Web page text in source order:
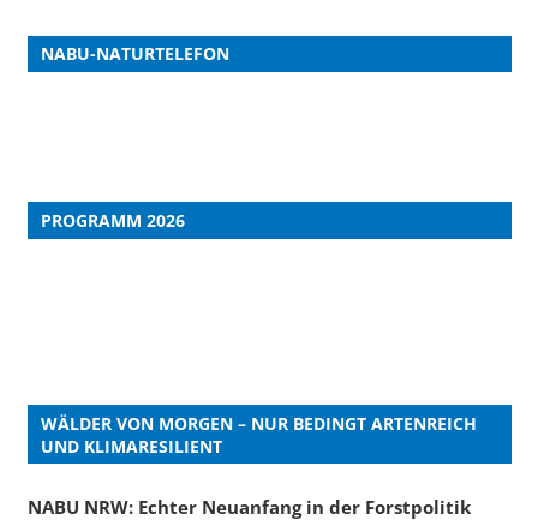
NABU-NATURTELEFON
PROGRAMM 2026
WÄLDER VON MORGEN – NUR BEDINGT ARTENREICH
UND KLIMARESILIENT
NABU NRW: Echter Neuanfang in der Forstpolitik